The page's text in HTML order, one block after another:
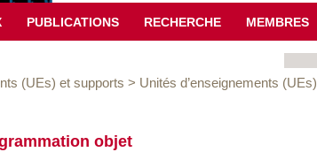
PUBLICATIONS RECHERCHE MEMBRES
(UEs) et supports > Unités d’enseignements (UEs)
objet